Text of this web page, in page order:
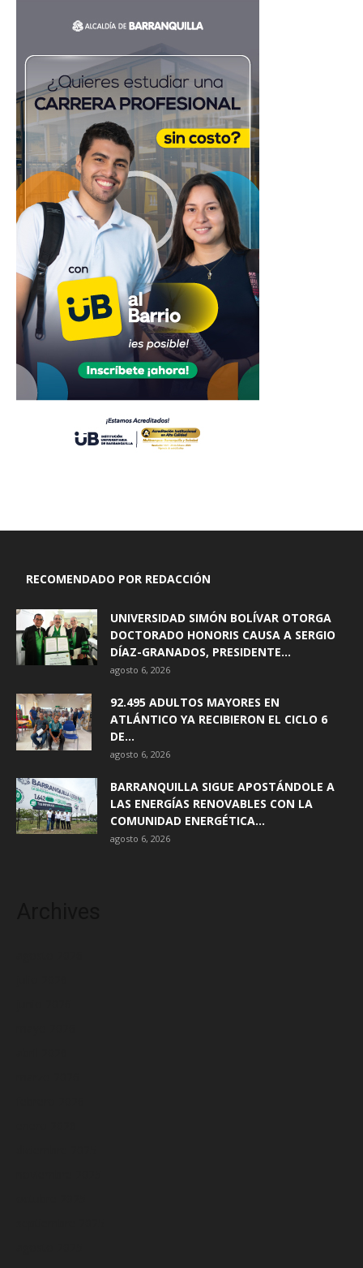
RECOMENDADO POR REDACCIÓN
UNIVERSIDAD SIMÓN BOLÍVAR OTORGA
DOCTORADO HONORIS CAUSA A SERGIO
DÍAZ-GRANADOS, PRESIDENTE...
agosto 6, 2026
92.495 ADULTOS MAYORES EN
ATLÁNTICO YA RECIBIERON EL CICLO 6
DE...
agosto 6, 2026
BARRANQUILLA SIGUE APOSTÁNDOLE A
LAS ENERGÍAS RENOVABLES CON LA
COMUNIDAD ENERGÉTICA...
agosto 6, 2026